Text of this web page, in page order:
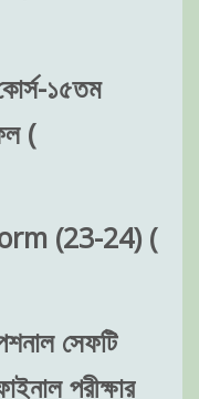
১৫তম
(
(23-24) (
সেফটি
পরীক্ষার